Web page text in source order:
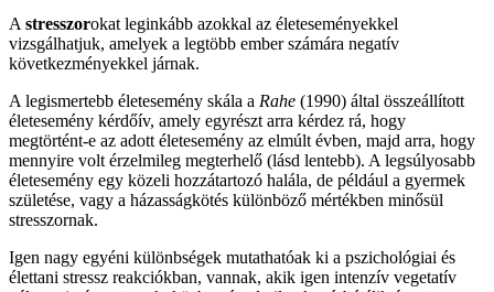
A stresszorokat leginkább azokkal az életeseményekkel
vizsgálhatjuk, amelyek a legtöbb ember számára negatív
következményekkel járnak.
A legismertebb életesemény skála a Rahe (1990) által összeállított
életesemény kérdőív, amely egyrészt arra kérdez rá, hogy
megtörtént-e az adott életesemény az elmúlt évben, majd arra, hogy
mennyire volt érzelmileg megterhelő (lásd lentebb). A legsúlyosabb
életesemény egy közeli hozzátartozó halála, de például a gyermek
születése, vagy a házasságkötés különböző mértékben minősül
stresszornak.
Igen nagy egyéni különbségek mutathatóak ki a pszichológiai és
élettani stressz reakciókban, vannak, akik igen intenzív vegetatív